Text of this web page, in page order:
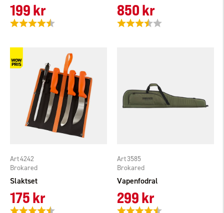
199 kr
Betyg:
850 kr
Betyg:
Slaktset
Brokared
4242
175 kr
Betyg:
Vapenfodral
Brokared
3585
299 kr
Betyg: